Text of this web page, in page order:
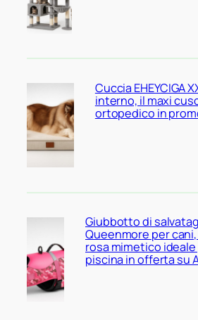
Cuccia EHEYCIGA
interno, il maxi
ortopedico in
Giubbotto di
Queenmore per
rosa mimetico ideale
piscina in offerta su